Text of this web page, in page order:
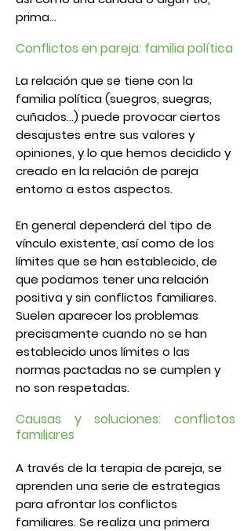
prima…
Conflictos en pareja: familia política
La relación que se tiene con la
familia política (suegros, suegras,
cuñados…) puede provocar ciertos
desajustes entre sus valores y
opiniones, y lo que hemos decidido y
creado en la relación de pareja
entorno a estos aspectos.
En general dependerá del tipo de
vínculo existente, así como de los
límites que se han establecido, de
que podamos tener una relación
positiva ysin conflictos familiares.
Suelen aparecer los problemas
precisamente cuando no se han
establecido unos límites o las
normas pactadas no se cumplen y
no son respetadas.
Causas y soluciones: conflictos
familiares
A través de la terapia de pareja, se
aprenden una serie de estrategias
para afrontar los conflictos
familiares. Se realiza una primera